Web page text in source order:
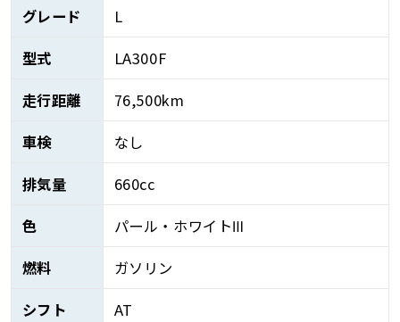
グレード
L
型式
LA300F
走行距離
76,500km
車検
なし
排気量
660cc
色
パール・ホワイトⅢ
燃料
ガソリン
シフト
AT